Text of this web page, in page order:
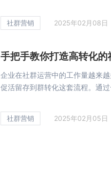
社群营销 2025年02月08日
手把手教你打造高转化的
企业在社群运营中的工作量越来
促活留存到群转化这套流程。通
社群营销 2025年02月05日